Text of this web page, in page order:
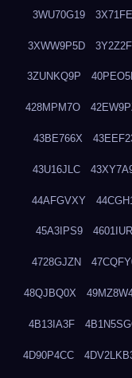
3WU70G19
3XWW9P5D
3ZUNKQ9P
428MPM7O
43BE766X
43U16JLC
44AFGVXY
45A3IPS9
4728GJZN
48QJBQ0X
4B13IA3F
4D90P4CC